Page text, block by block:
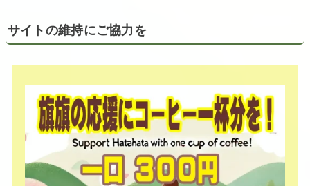
サイトの維持にご協力を